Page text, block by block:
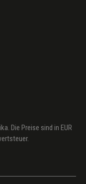
Die Preise sind in EUR